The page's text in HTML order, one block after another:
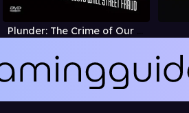
Plunder: The Crime of Our Time